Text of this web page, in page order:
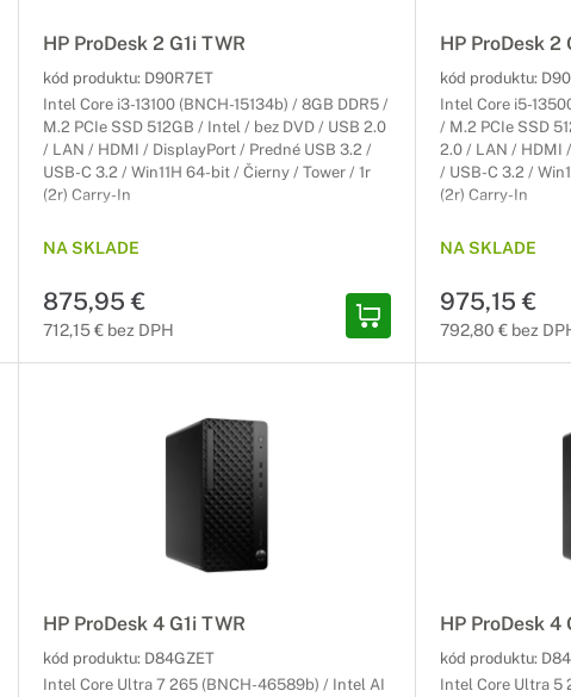
HP ProDesk 2 G1i TWR
kód produktu: D90R7ET
Intel Core i3-13100 (BNCH-15134b) / 8GB DDR5 /
M.2 PCIe SSD 512GB / Intel / bez DVD / USB 2.0
/ LAN / HDMI / DisplayPort / Predné USB 3.2 /
USB-C 3.2 / Win11H 64-bit / Čierny / Tower / 1r
(2r) Carry-In
NA SKLADE
875,95 €
712,15 € bez DPH
HP ProDesk 2
kód produktu:
Intel Core i5-
/ M.2 PCIe SSD
2.0 / LAN / HDMI
/ USB-C 3.2 /
(2r) Carry-In
NA SKLADE
975,15 €
792,80 € bez
HP ProDesk 4 G1i TWR
kód produktu: D84GZET
Intel Core Ultra 7 265 (BNCH-46589b) / Intel AI
HP ProDesk 4
kód produktu:
Intel Core Ultra 5